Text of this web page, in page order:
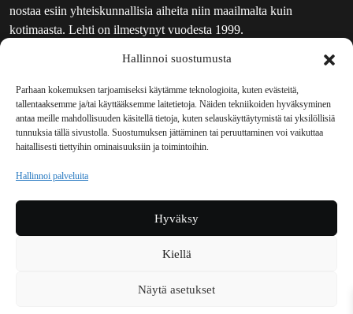
Hallinnoi suostumusta
Parhaan kokemuksen tarjoamiseksi käytämme teknologioita, kuten evästeitä,
tallentaaksemme ja/tai käyttääksemme laitetietoja. Näiden tekniikoiden hyväksyminen
antaa meille mahdollisuuden käsitellä tietoja, kuten selauskäyttäytymistä tai yksilöllisiä
tunnuksia tällä sivustolla. Suostumuksen jättäminen tai peruuttaminen voi vaikuttaa
haitallisesti tiettyihin ominaisuuksiin ja toimintoihin.
Hallinnoi palveluita
Hyväksy
Kiellä
Näytä asetukset
nostaa esiin yhteiskunnallisia aiheita niin maailmalta kuin
kotimaasta. Lehti on ilmestynyt vuodesta 1999.
UUTISKIRJE
MAINOSTAJILLE
VASTAMAINOKSET
JAKELUPAIKAT
REKISTERISELOSTE
TILAUKSEN PERUUTUSPYYNTÖ
TILAUSOHJEET JA -EHDOT